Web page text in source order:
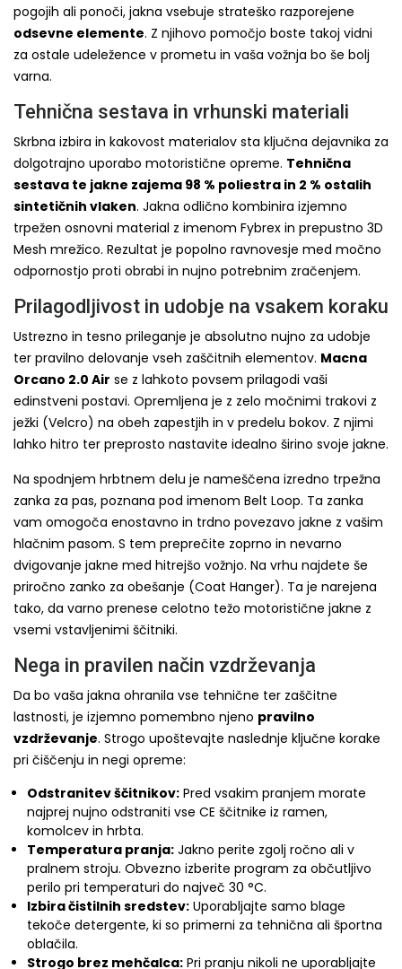
pogojih ali ponoči, jakna vsebuje strateško razporejene
odsevne elemente. Z njihovo pomočjo boste takoj vidni
za ostale udeležence v prometu in vaša vožnja bo še bolj
varna.
Tehnična sestava in vrhunski materiali
Skrbna izbira in kakovost materialov sta ključna dejavnika za
dolgotrajno uporabo motoristične opreme. Tehnična
sestava te jakne zajema 98 % poliestra in 2 % ostalih
sintetičnih vlaken. Jakna odlično kombinira izjemno
trpežen osnovni material z imenom Fybrex in prepustno 3D
Mesh mrežico. Rezultat je popolno ravnovesje med močno
odpornostjo proti obrabi in nujno potrebnim zračenjem.
Prilagodljivost in udobje na vsakem koraku
Ustrezno in tesno prileganje je absolutno nujno za udobje
ter pravilno delovanje vseh zaščitnih elementov. Macna
Orcano 2.0 Air se z lahkoto povsem prilagodi vaši
edinstveni postavi. Opremljena je z zelo močnimi trakovi z
ježki (Velcro) na obeh zapestjih in v predelu bokov. Z njimi
lahko hitro ter preprosto nastavite idealno širino svoje jakne.
Na spodnjem hrbtnem delu je nameščena izredno trpežna
zanka za pas, poznana pod imenom Belt Loop. Ta zanka
vam omogoča enostavno in trdno povezavo jakne z vašim
hlačnim pasom. S tem preprečite zoprno in nevarno
dvigovanje jakne med hitrejšo vožnjo. Na vrhu najdete še
priročno zanko za obešanje (Coat Hanger). Ta je narejena
tako, da varno prenese celotno težo motoristične jakne z
vsemi vstavljenimi ščitniki.
Nega in pravilen način vzdrževanja
Da bo vaša jakna ohranila vse tehnične ter zaščitne
lastnosti, je izjemno pomembno njeno pravilno
vzdrževanje. Strogo upoštevajte naslednje ključne korake
pri čiščenju in negi opreme:
Odstranitev ščitnikov: Pred vsakim pranjem morate
najprej nujno odstraniti vse CE ščitnike iz ramen,
komolcev in hrbta.
Temperatura pranja: Jakno perite zgolj ročno ali v
pralnem stroju. Obvezno izberite program za občutljivo
perilo pri temperaturi do največ 30 °C.
Izbira čistilnih sredstev: Uporabljajte samo blage
tekoče detergente, ki so primerni za tehnična ali športna
oblačila.
Strogo brez mehčalca: Pri pranju nikoli ne uporabljajte